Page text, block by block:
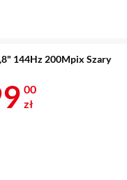
144Hz 200Mpix Szary
2 499 zł
00
zł